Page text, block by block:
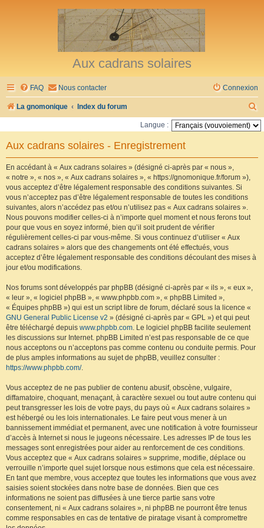
Aux cadrans solaires
FAQ Nous contacter Connexion
La gnomonique Index du forum
e
Langue :
Aux cadrans solaires - Enregistrement
En accédant à « Aux cadrans solaires » (désigné ci-après par « nous »,
« notre », « nos », « Aux cadrans solaires », « https://gnomonique.fr/forum »),
vous acceptez d’être légalement responsable des conditions suivantes. Si
vous n’acceptez pas d’être légalement responsable de toutes les conditions
suivantes, alors n’accédez pas et/ou n’utilisez pas « Aux cadrans solaires ».
Nous pouvons modifier celles-ci à n’importe quel moment et nous ferons tout
pour que vous en soyez informé, bien qu’il soit prudent de vérifier
régulièrement celles-ci par vous-même. Si vous continuez d’utiliser « Aux
cadrans solaires » alors que des changements ont été effectués, vous
acceptez d’être légalement responsable des conditions découlant des mises à
jour et/ou modifications.
Nos forums sont développés par phpBB (désigné ci-après par « ils », « eux »,
« leur », « logiciel phpBB », « www.phpbb.com », « phpBB Limited »,
« Équipes phpBB ») qui est un script libre de forum, déclaré sous la licence «
GNU General Public License v2 » (désigné ci-après par « GPL ») et qui peut
être téléchargé depuis www.phpbb.com. Le logiciel phpBB facilite seulement
les discussions sur Internet. phpBB Limited n’est pas responsable de ce que
nous acceptons ou n’acceptons pas comme contenu ou conduite permis. Pour
de plus amples informations au sujet de phpBB, veuillez consulter :
https://www.phpbb.com/.
Vous acceptez de ne pas publier de contenu abusif, obscène, vulgaire,
diffamatoire, choquant, menaçant, à caractère sexuel ou tout autre contenu qui
peut transgresser les lois de votre pays, du pays où « Aux cadrans solaires »
est hébergé ou les lois internationales. Le faire peut vous mener à un
bannissement immédiat et permanent, avec une notification à votre fournisseur
d’accès à Internet si nous le jugeons nécessaire. Les adresses IP de tous les
messages sont enregistrées pour aider au renforcement de ces conditions.
Vous acceptez que « Aux cadrans solaires » supprime, modifie, déplace ou
verrouille n’importe quel sujet lorsque nous estimons que cela est nécessaire.
En tant que membre, vous acceptez que toutes les informations que vous avez
saisies soient stockées dans notre base de données. Bien que ces
informations ne soient pas diffusées à une tierce partie sans votre
consentement, ni « Aux cadrans solaires », ni phpBB ne pourront être tenus
comme responsables en cas de tentative de piratage visant à compromettre